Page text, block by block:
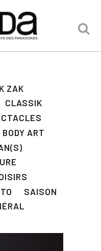
ZAK
CLASSIK
BODY ART
SAISON